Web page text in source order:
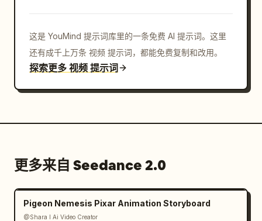
这是 YouMind 提示词库里的一条免费 AI 提示词。这里
还有成千上万条 视频 提示词，都能免费复制和改用。
探索更多 视频 提示词
更多来自 Seedance 2.0
Pigeon Nemesis Pixar Animation Storyboard
@Shara I Ai Video Creator